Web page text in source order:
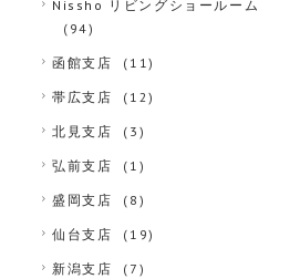
Nissho リビングショールーム
(94)
函館支店 (11)
帯広支店 (12)
北見支店 (3)
弘前支店 (1)
盛岡支店 (8)
仙台支店 (19)
新潟支店 (7)